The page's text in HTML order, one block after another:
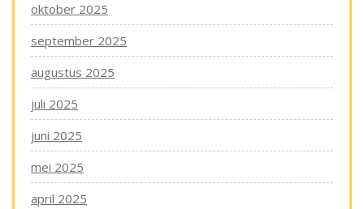
oktober 2025
september 2025
augustus 2025
juli 2025
juni 2025
mei 2025
april 2025